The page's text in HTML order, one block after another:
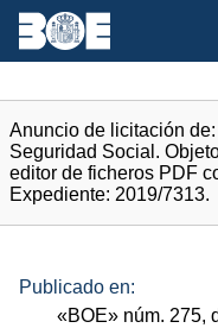
Anuncio de licitación
Seguridad Social.
editor de ficheros PDF
Expediente: 2019/7313.
Publicado en:
«BOE» núm. 275,